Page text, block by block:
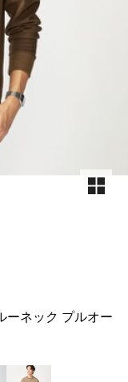
ーネック プルオー